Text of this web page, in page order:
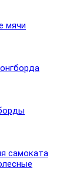
мячи
самоката